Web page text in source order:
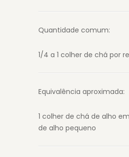
Quantidade comum:
1/4 a 1 colher de chá por
Equivalência aproximada:
1 colher de chá de alho
de alho pequeno